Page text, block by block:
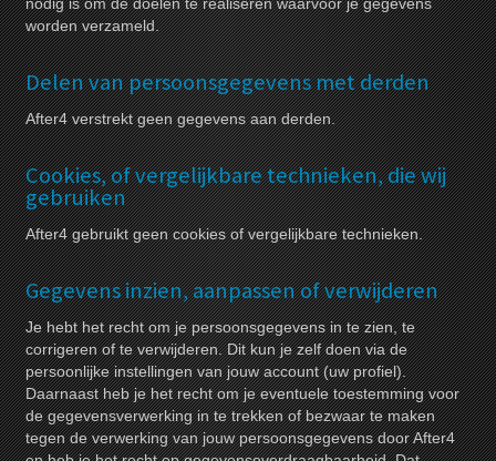
nodig is om de doelen te realiseren waarvoor je gegevens
worden verzameld.
Delen van persoonsgegevens met derden
After4 verstrekt geen gegevens aan derden.
Cookies, of vergelijkbare technieken, die wij
gebruiken
After4 gebruikt geen cookies of vergelijkbare technieken.
Gegevens inzien, aanpassen of verwijderen
Je hebt het recht om je persoonsgegevens in te zien, te
corrigeren of te verwijderen. Dit kun je zelf doen via de
persoonlijke instellingen van jouw account (uw profiel).
Daarnaast heb je het recht om je eventuele toestemming voor
de gegevensverwerking in te trekken of bezwaar te maken
tegen de verwerking van jouw persoonsgegevens door After4